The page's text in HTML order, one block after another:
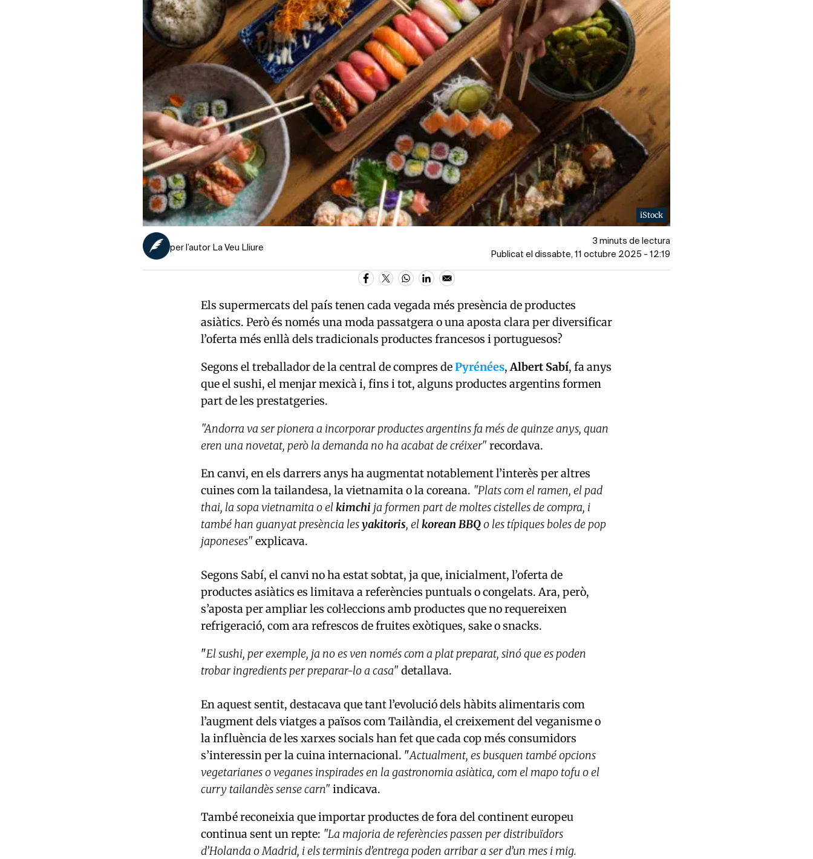
iStock
per l’autor La Veu Lliure
3 minuts de lectura
Publicat el dissabte, 11 octubre 2025 - 12:19
Els supermercats del país tenen cada vegada més presència de productes
asiàtics. Però és només una moda passatgera o una aposta clara per diversificar
l’oferta més enllà dels tradicionals productes francesos i portuguesos?
Segons el treballador de la central de compres dePyrénées,Albert Sabí, fa anys
que el sushi, el menjar mexicà i, fins i tot, alguns productes argentins formen
part de les prestatgeries.
"Andorra va ser pionera a incorporar productes argentins fa més de quinze anys, quan
eren una novetat, però la demanda no ha acabat de créixer"recordava.
En canvi, en els darrers anys ha augmentat notablement l’interès per altres
cuines com la tailandesa, la vietnamita o la coreana. "Plats com el ramen, el pad
thai, la sopa vietnamita o elkimchi ja formen part de moltes cistelles de compra, i
també han guanyat presència lesyakitoris, elkorean BBQo les típiques boles de pop
japoneses"explicava.
Segons Sabí, el canvi no ha estat sobtat, ja que, inicialment, l’oferta de
productes asiàtics es limitava a referències puntuals o congelats. Ara, però,
s’aposta per ampliar les col·leccions amb productes que no requereixen
refrigeració, com ara refrescos de fruites exòtiques, sake o snacks.
"El sushi, per exemple, ja no es ven només com a plat preparat, sinó que es poden
trobar ingredients per preparar-lo a casa"detallava.
En aquest sentit, destacava que tant l’evolució dels hàbits alimentaris com
l’augment dels viatges a països com Tailàndia, el creixement del veganisme o
la influència de les xarxes socials han fet que cada cop més consumidors
s’interessin per la cuina internacional. "Actualment, es busquen també opcions
vegetarianes o veganes inspirades en la gastronomia asiàtica, com el mapo tofu o el
curry tailandès sense carn"indicava.
També reconeixia que importar productes de fora del continent europeu
continua sent un repte: "La majoria de referències passen per distribuïdors
d’Holanda o Madrid, i els terminis d’entrega poden arribar a ser d’un mes i mig.